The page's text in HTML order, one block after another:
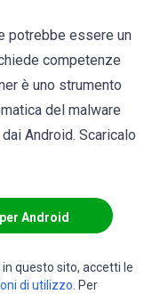
potrebbe essere un
competenze
è uno strumento
del malware
Android. Scaricalo
Android
questo sito, accetti le
di utilizzo . Per